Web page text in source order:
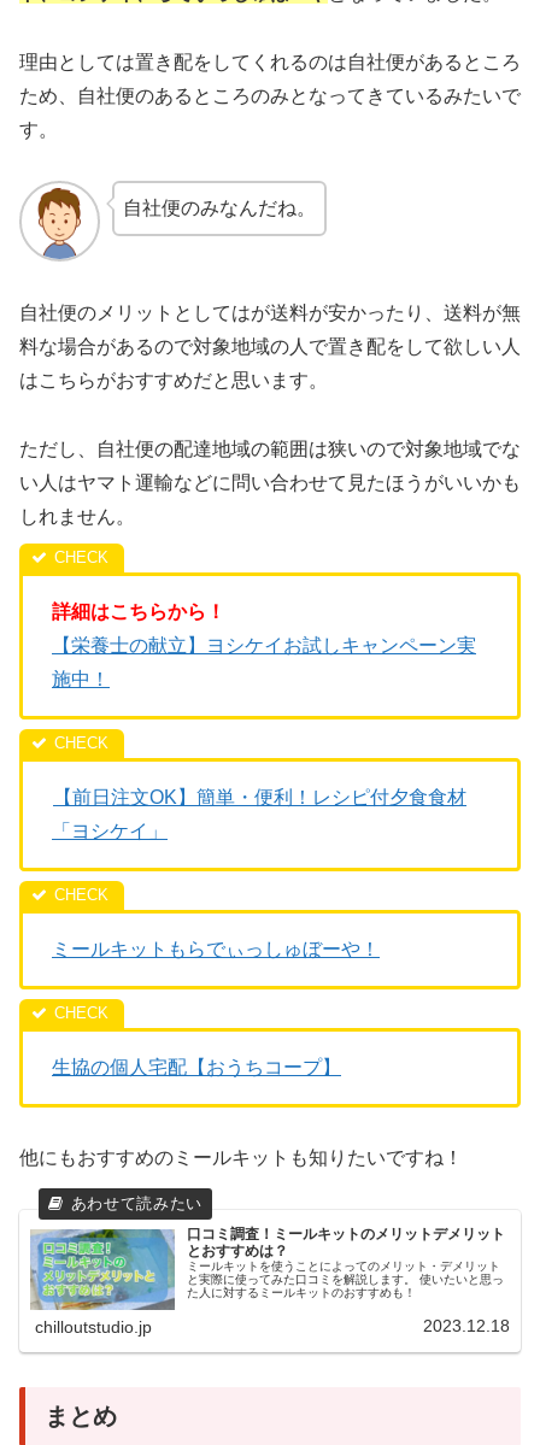
理由としては置き配をしてくれるのは自社便があるところ
ため、自社便のあるところのみとなってきているみたいで
す。
自社便のみなんだね。
自社便のメリットとしてはが送料が安かったり、送料が無
料な場合があるので対象地域の人で置き配をして欲しい人
はこちらがおすすめだと思います。
ただし、自社便の配達地域の範囲は狭いので対象地域でな
い人はヤマト運輸などに問い合わせて見たほうがいいかも
しれません。
詳細はこちらから！
【栄養士の献立】ヨシケイお試しキャンペーン実
施中！
【前日注文OK】簡単・便利！レシピ付夕食食材
「ヨシケイ」
ミールキットもらでぃっしゅぼーや！
生協の個人宅配【おうちコープ】
他にもおすすめのミールキットも知りたいですね！
口コミ調査！ミールキットのメリットデメリット
とおすすめは？
ミールキットを使うことによってのメリット・デメリット
と実際に使ってみた口コミを解説します。 使いたいと思っ
た人に対するミールキットのおすすめも！
chilloutstudio.jp 2023.12.18
まとめ